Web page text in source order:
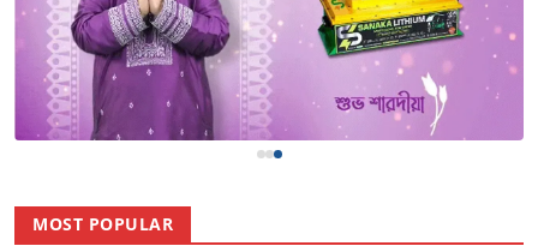
MOST POPULAR